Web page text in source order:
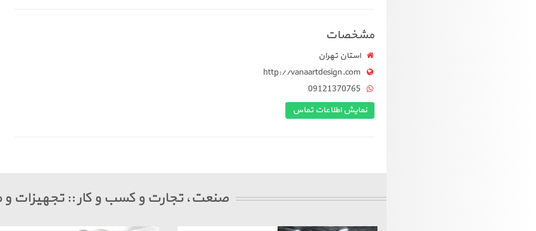
مشخصات
استان تهران
http://vanaartdesign.com
09121370765
نمایش اطلاعات تماس
صنعت، تجارت و کسب و کار :: تجهیزات